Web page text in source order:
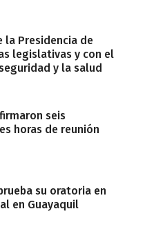
la Presidencia de
legislativas y con el
y la salud
seis
horas de reunión
su oratoria en
en Guayaquil